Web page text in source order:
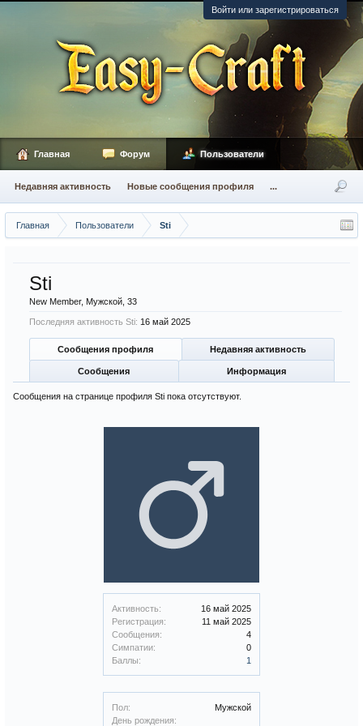
Войти или зарегистрироваться
Главная Пользователи Sti
Активность:
16 май 2025
Регистрация:
11 май 2025
Сообщения:
4
Симпатии:
0
Баллы:
1
Пол:
Мужской
День рождения:
Sti
New Member, Мужской, 33
Последняя активность Sti: 16 май 2025
Сообщения профиля Недавняя активность
Сообщения Информация
Сообщения на странице профиля Sti пока отсутствуют.
Главная Форум Пользователи
Недавняя активность Новые сообщения профиля ...